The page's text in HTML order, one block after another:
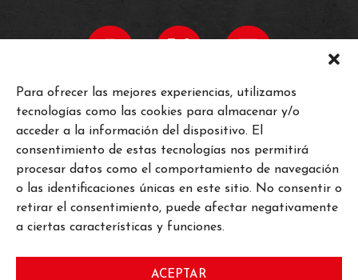
Para ofrecer las mejores experiencias, utilizamos
tecnologías como las cookies para almacenar y/o
acceder a la información del dispositivo. El
consentimiento de estas tecnologías nos permitirá
procesar datos como el comportamiento de navegación
o las identificaciones únicas en este sitio. No consentir o
retirar el consentimiento, puede afectar negativamente
a ciertas características y funciones.
ACEPTAR
INICIO
HORARIOS
EVENTOS
INFORMACIÓN
TRABAJA CON NOSOTROS